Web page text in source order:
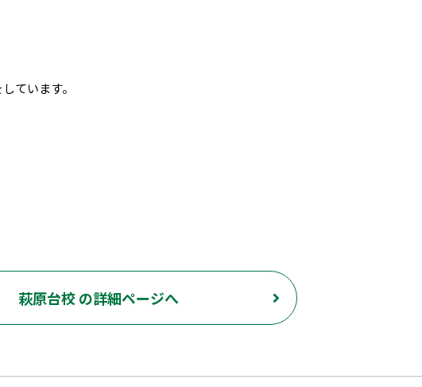
ています。
萩原台校 の詳細ページへ